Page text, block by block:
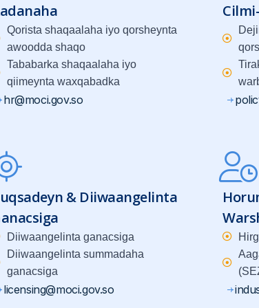
Qorista shaqaalaha iyo qorsheynta
awoodda shaqo
Tababarka shaqaalaha iyo
qiimeynta waxqabadka
hr@moci.gov.so
& Diiwaangelinta
Diiwaangelinta ganacsiga
Diiwaangelinta summadaha
ganacsiga
licensing@moci.gov.so